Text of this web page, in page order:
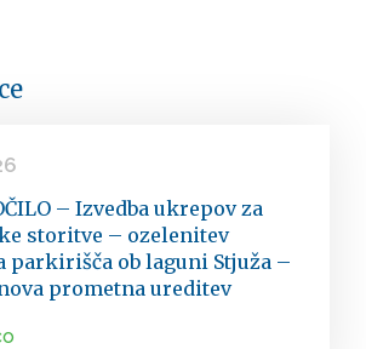
– Izvedba ukrepov za
storitve – ozelenitev
parkirišča ob laguni Stjuža –
prometna ureditev